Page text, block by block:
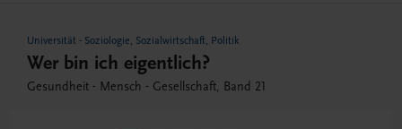
Universität - Soziologie, Sozialwirtschaft, Politik
Wer bin ich eigentlich?
Gesundheit - Mensch - Gesellschaft, Band 21